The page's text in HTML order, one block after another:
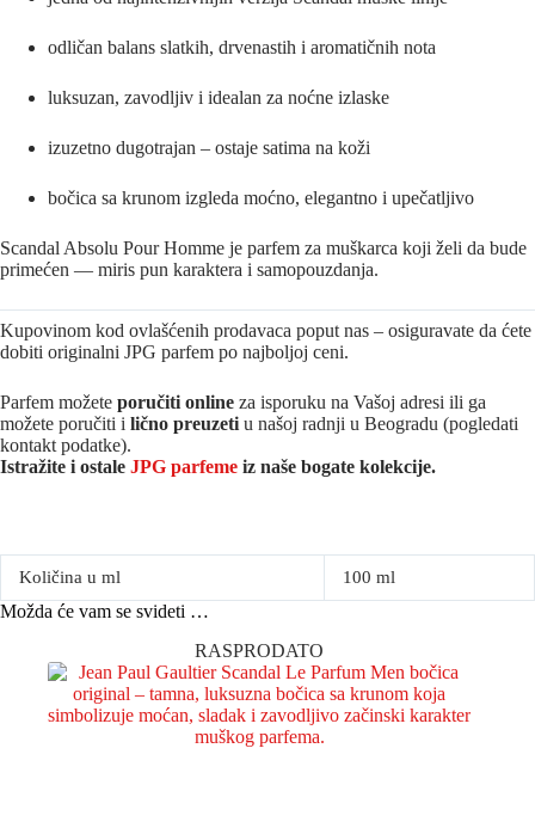
odličan balans slatkih, drvenastih i aromatičnih nota
luksuzan, zavodljiv i idealan za noćne izlaske
izuzetno dugotrajan – ostaje satima na koži
bočica sa krunom izgleda moćno, elegantno i upečatljivo
Scandal Absolu Pour Homme je parfem za muškarca koji želi da bude
primećen — miris pun karaktera i samopouzdanja.
Kupovinom kod ovlašćenih prodavaca poput nas – osiguravate da ćete
dobiti originalni JPG parfem po najboljoj ceni.
Parfem možete poručiti online za isporuku na Vašoj adresi ili ga
možete poručiti i lično preuzeti u našoj radnji u Beogradu (pogledati
kontakt podatke).
Istražite i ostale JPG parfeme iz naše bogate kolekcije.
Količina u ml 100 ml
Možda će vam se svideti …
RASPRODATO